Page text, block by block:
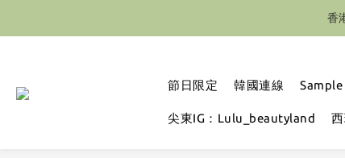
香
節日限定 韓國連線 Sample
尖東IG：Lulu_beautyland